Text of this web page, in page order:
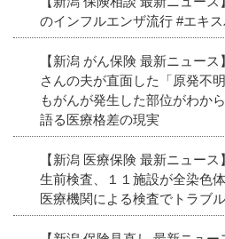
のインフルエンザ流行 #エキ
【新潟 がん保険 最新ニュー
さんの夫が直面した「原発不
もがんが発生した部位がわか
語る医療格差の現実
【新潟 医療保険 最新ニュー
生前検査、１１施設が全染色
医療機関による検査でトラブ